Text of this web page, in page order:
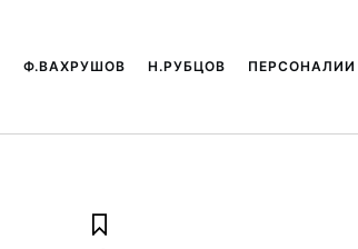
Ф.ВАХРУШОВ Н.РУБЦОВ ПЕРСОНАЛИИ